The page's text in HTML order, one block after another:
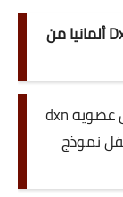
رابط التسجيل في شركة Dxn ألمانيا من
الموافقة على إتفاقية شروط تسجيل عضوية dxn
نموذج